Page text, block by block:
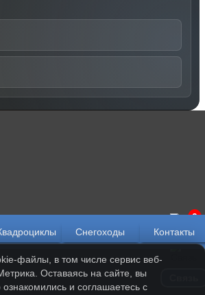
Снегоходы Контакты
0
файлы, в том числе сервис веб-
Оставаясь на сайте, вы
ознакомились и соглашаетесь с